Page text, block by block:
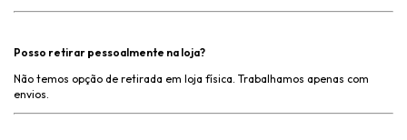
Posso retirar pessoalmente na loja?
Não temos opção de retirada em loja física. Trabalhamos apenas com
envios.